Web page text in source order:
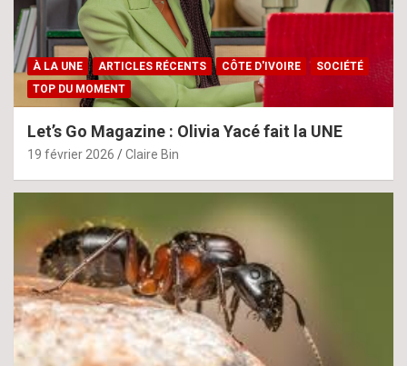
À LA UNE ARTICLES RÉCENTS CÔTE D'IVOIRE
SOCIÉTÉ
TOP DU MOMENT
Let’s Go Magazine : Olivia Yacé fait la UNE
19 février 2026 Claire Bin